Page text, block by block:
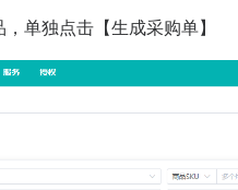
单独点击【生成采购单】